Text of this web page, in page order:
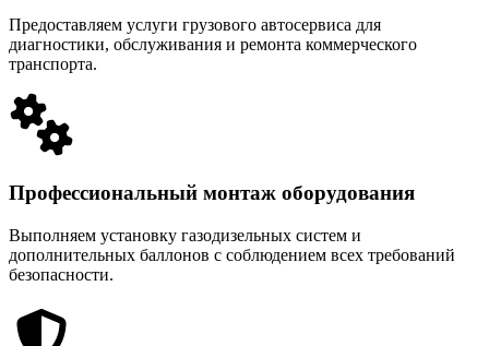
Предоставляем услуги грузового автосервиса для
диагностики, обслуживания и ремонта коммерческого
транспорта.
Профессиональный монтаж оборудования
Выполняем установку газодизельных систем и
дополнительных баллонов с соблюдением всех требований
безопасности.